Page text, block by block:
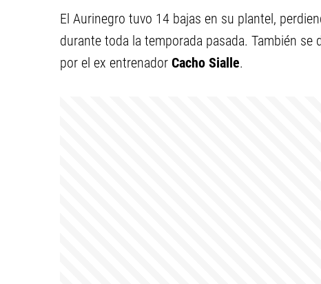
El Aurinegro tuvo 14 bajas en su plantel,
durante toda la temporada pasada. También
por el ex entrenador Cacho Sialle.